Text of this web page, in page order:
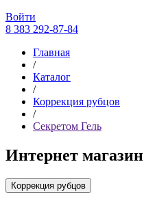
Войти
8 383 292-87-84
Главная
/
Каталог
/
Коррекция рубцов
/
Секретом Гель
Интернет магазин
Коррекция рубцов